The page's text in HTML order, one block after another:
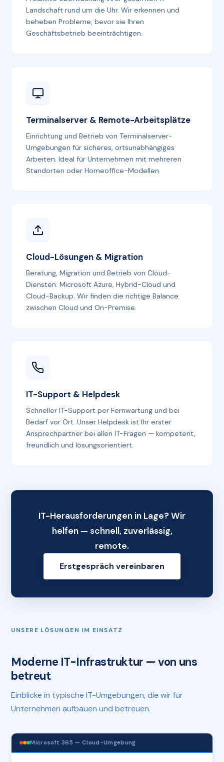
Landschaft rund um die Uhr. Wir erkennen und
beheben Probleme, bevor sie Ihren
Geschäftsbetrieb beeinträchtigen.
Terminalserver & Remote-Arbeitsplätze
Einrichtung und Betrieb von Terminalserver-
Umgebungen für sicheres, ortsunabhängiges
Arbeiten. Ideal für Unternehmen mit mehreren
Standorten oder Homeoffice-Modellen.
Cloud-Lösungen & Migration
Beratung, Migration und Betrieb von Cloud-
Diensten: Microsoft Azure, Hybrid-Cloud und
Cloud-Backup. Wir finden die richtige Balance
zwischen Cloud und On-Premise.
IT-Support & Helpdesk
Schneller IT-Support per Fernwartung und bei
Bedarf vor Ort. Unser Helpdesk ist Ihr erster
Ansprechpartner bei allen IT-Fragen — kompetent,
freundlich und lösungsorientiert.
IT-Herausforderungen in Lage? Wir
helfen — schnell, zuverlässig,
remote.
Erstgespräch vereinbaren
UNSERE LÖSUNGEN IM EINSATZ
Moderne IT-Infrastruktur — von uns
betreut
Einblicke in typische IT-Umgebungen, die wir für
Unternehmen aufbauen und betreuen.
Microsoft 365 — Cloud-Umgebung